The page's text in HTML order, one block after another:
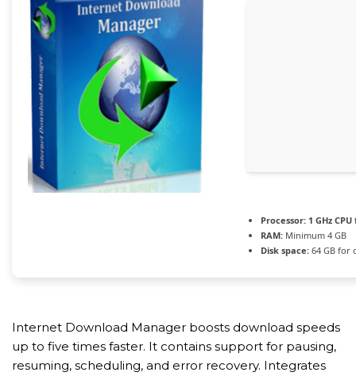
Processor: 1 GHz
RAM: Minimum 4 GB
Disk space: 64 GB for
Internet Download Manager boosts download speeds
up to five times faster. It contains support for pausing,
resuming, scheduling, and error recovery. Integrates